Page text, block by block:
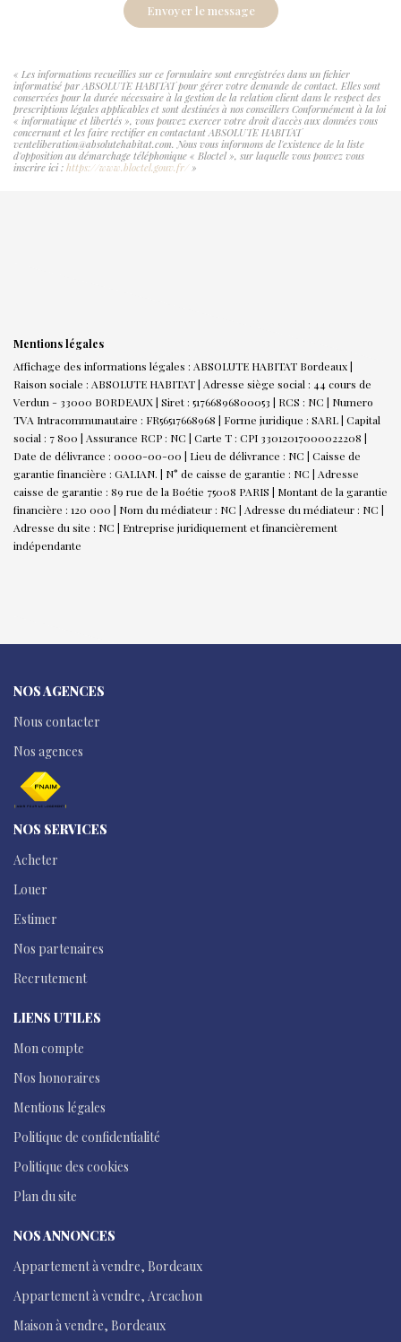
Envoyer le message
« Les informations recueillies sur ce formulaire sont enregistrées dans un fichier
informatisé par ABSOLUTE HABITAT pour gérer votre demande de contact. Elles sont
conservées pour la durée nécessaire à la gestion de la relation client dans le respect des
prescriptions légales applicables et sont destinées à nos conseillers Conformément à la loi
« informatique et libertés », vous pouvez exercer votre droit d'accès aux données vous
concernant et les faire rectifier en contactant ABSOLUTE HABITAT
venteliberation@absolutehabitat.com. Nous vous informons de l'existence de la liste
d'opposition au démarchage téléphonique « Bloctel », sur laquelle vous pouvez vous
inscrire ici : https://www.bloctel.gouv.fr/»
Mentions légales
Affichage des informations légales : ABSOLUTE HABITAT Bordeaux |
Raison sociale : ABSOLUTE HABITAT | Adresse siège social : 44 cours de
Verdun - 33000 BORDEAUX | Siret : 51766896800053 | RCS : NC | Numero
TVA Intracommunautaire : FR56517668968 | Forme juridique : SARL | Capital
social : 7 800 | Assurance RCP : NC | Carte T : CPI 33012017000022208 |
Date de délivrance : 0000-00-00 | Lieu de délivrance : NC | Caisse de
garantie financière : GALIAN. | N° de caisse de garantie : NC | Adresse
caisse de garantie : 89 rue de la Boétie 75008 PARIS | Montant de la garantie
financière : 120 000 | Nom du médiateur : NC | Adresse du médiateur : NC |
Adresse du site : NC | Entreprise juridiquement et financièrement
indépendante
NOS AGENCES
Nous contacter
Nos agences
NOS SERVICES
Acheter
Louer
Estimer
Nos partenaires
Recrutement
LIENS UTILES
Mon compte
Nos honoraires
Mentions légales
Politique de confidentialité
Politique des cookies
Plan du site
NOS ANNONCES
Appartement à vendre, Bordeaux
Appartement à vendre, Arcachon
Maison à vendre, Bordeaux